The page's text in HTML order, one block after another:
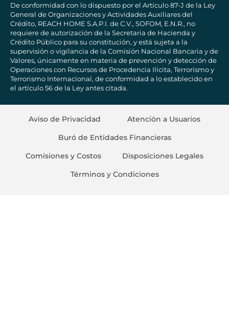
De conformidad con lo dispuesto por el Artículo 87-J de la Ley
General de Organizaciones y Actividades Auxiliares del
Crédito, REACH HOME S.A.P.I. de C.V., SOFOM, E.N.R., no
requiere de autorización de la Secretaria de Hacienda y
Crédito Público para su constitución, y está sujeta a la
supervisión o vigilancia de la Comisión Nacional Bancaria y de
Valores, únicamente en materia de prevención y detección de
Operaciones con Recursos de Procedencia Ilícita, Terrorismo y
Terrorismo Internacional, de conformidad a lo establecido en
el artículo 56 de la Ley antes citada.
Aviso de Privacidad
Atención a Usuarios
Buró de Entidades Financieras
Comisiones y Costos
Disposiciones Legales
Términos y Condiciones